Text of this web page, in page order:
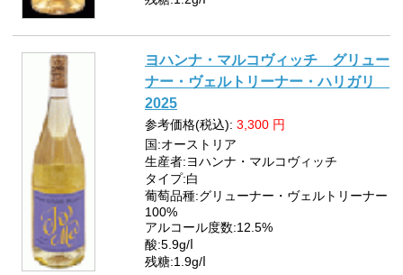
ヨハンナ・マルコヴィッチ グリュー
ナー・ヴェルトリーナー・ハリガリ
2025
参考価格(税込): 3,300 円
国:オーストリア
生産者:ヨハンナ・マルコヴィッチ
タイプ:白
葡萄品種:グリューナー・ヴェルトリーナー
100%
アルコール度数:12.5%
酸:5.9g/ⅼ
残糖:1.9g/ⅼ